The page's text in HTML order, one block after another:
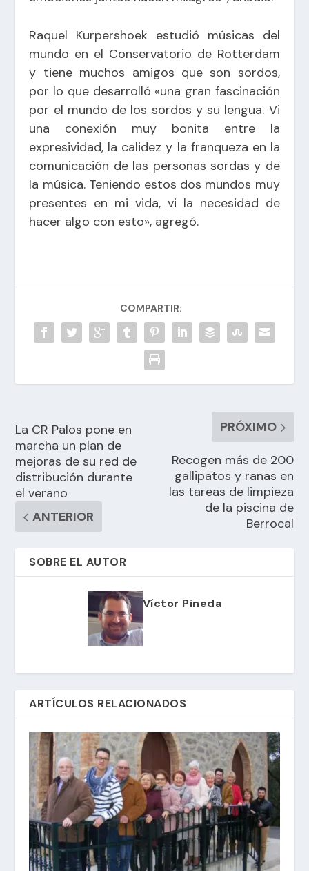
Raquel Kurpershoek estudió músicas del
mundo en el Conservatorio de Rotterdam
y tiene muchos amigos que son sordos,
por lo que desarrolló «una gran fascinación
por el mundo de los sordos y su lengua. Vi
una conexión muy bonita entre la
expresividad, la calidez y la franqueza en la
comunicación de las personas sordas y de
la música. Teniendo estos dos mundos muy
presentes en mi vida, vi la necesidad de
hacer algo con esto», agregó.
COMPARTIR:
La CR Palos pone en
marcha un plan de
mejoras de su red de
distribución durante
el verano
ANTERIOR
PRÓXIMO
Recogen más de 200
gallipatos y ranas en
las tareas de limpieza
de la piscina de
Berrocal
SOBRE EL AUTOR
Víctor Pineda
ARTÍCULOS RELACIONADOS